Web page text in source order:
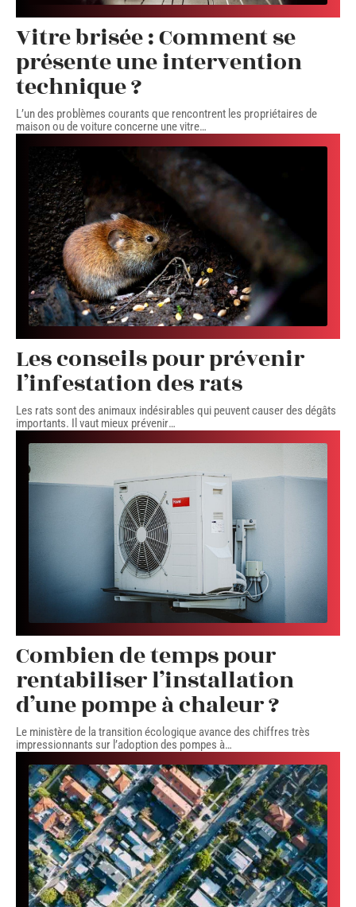
Vitre brisée : Comment se
présente une intervention
technique ?
L’un des problèmes courants que rencontrent les propriétaires de
maison ou de voiture concerne une vitre…
Les conseils pour prévenir
l’infestation des rats
Les rats sont des animaux indésirables qui peuvent causer des dégâts
importants. Il vaut mieux prévenir…
Combien de temps pour
rentabiliser l’installation
d’une pompe à chaleur ?
Le ministère de la transition écologique avance des chiffres très
impressionnants sur l’adoption des pompes à…